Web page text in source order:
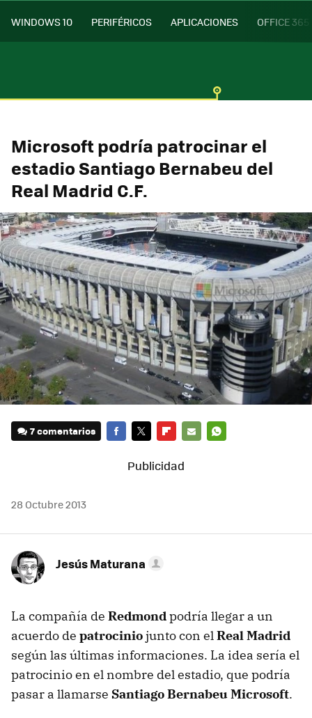
WINDOWS 10 PERIFÉRICOS APLICACIONES OFFICE 365
Microsoft podría patrocinar el
estadio Santiago Bernabeu del
Real Madrid C.F.
7 comentarios
MAIL
28 Octubre 2013
Jesús Maturana
La compañía de Redmondpodría llegar a un
acuerdo de patrociniojunto con elReal Madrid
según las últimas informaciones. La idea sería el
patrocinio en el nombre del estadio, que podría
pasar a llamarse Santiago Bernabeu Microsoft.